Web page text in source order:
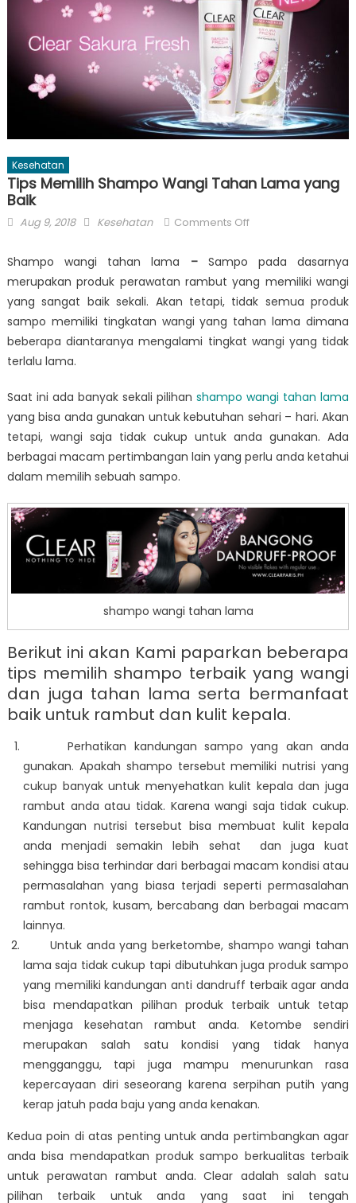
Kesehatan
Tips Memilih Shampo Wangi Tahan Lama yang
Baik
Posted
Aug 9, 2018 Author
Kesehatan Comments Offon
Memilih
Shampo
Wangi
yang
Shampo wangi tahan lama – Sampo pada dasarnya
merupakan produk perawatan rambut yang memiliki wangi
yang sangat baik sekali. Akan tetapi, tidak semua produk
sampo memiliki tingkatan wangi yang tahan lama dimana
beberapa diantaranya mengalami tingkat wangi yang tidak
terlalu lama.
Saat ini ada banyak sekali pilihanshampo wangi tahan lama
yang bisa anda gunakan untuk kebutuhan sehari – hari.Akan
tetapi, wangi saja tidak cukup untuk anda gunakan. Ada
berbagai macam pertimbangan lain yang perlu anda ketahui
dalam memilih sebuah sampo.
shampo wangi tahan lama
Berikut ini akan Kami paparkan beberapa
tips memilih shampo terbaik yang wangi
dan juga tahan lama serta bermanfaat
baik untuk rambut dan kulit kepala.
Perhatikan kandungan sampo yang akan anda
gunakan. Apakah shampo tersebut memiliki nutrisi yang
cukup banyak untuk menyehatkan kulit kepala dan juga
rambut anda atau tidak. Karena wangi saja tidak cukup.
Kandungan nutrisi tersebut bisa membuat kulit kepala
anda menjadi semakin lebih sehat dan juga kuat
sehingga bisa terhindar dari berbagai macam kondisi atau
permasalahan yang biasa terjadi seperti permasalahan
rambut rontok, kusam, bercabang dan berbagai macam
lainnya.
Untuk anda yang berketombe, shampo wangi tahan
lamasaja tidak cukup tapi dibutuhkan juga produk sampo
yang memiliki kandungan anti dandruff terbaik agar anda
bisa mendapatkan pilihan produk terbaik untuk tetap
menjaga kesehatan rambut anda. Ketombe sendiri
merupakan salah satu kondisi yang tidak hanya
mengganggu, tapi juga mampu menurunkan rasa
kepercayaan diri seseorang karena serpihan putih yang
kerap jatuh pada baju yang anda kenakan.
Kedua poin di atas penting untuk anda pertimbangkan agar
anda bisa mendapatkan produk sampo berkualitas terbaik
untuk perawatan rambut anda. Clear adalah salah satu
pilihan terbaik untuk anda yang saat ini tengah